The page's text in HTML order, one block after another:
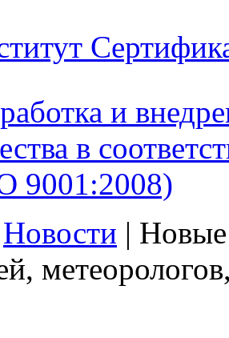
и
в
9001:2008)
Новости |